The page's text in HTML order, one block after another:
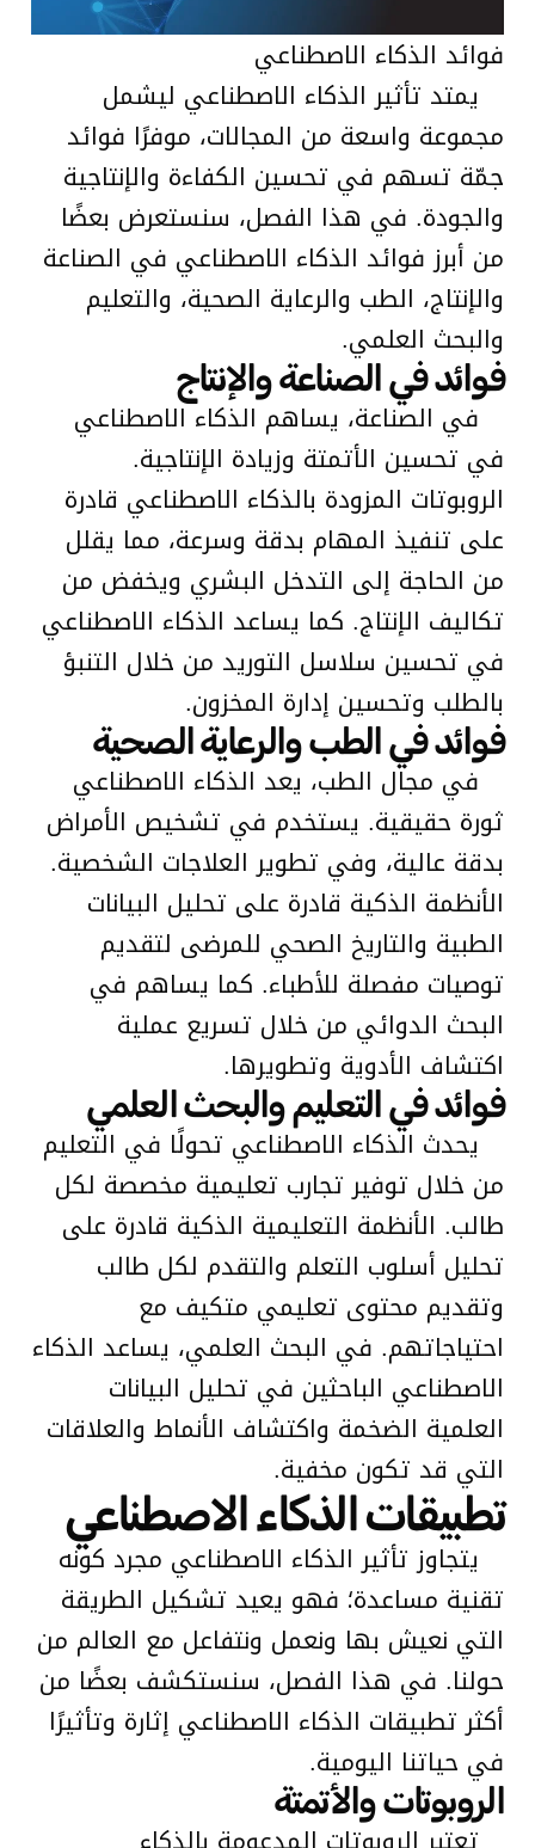
فوائد الذكاء الاصطناعي
يمتد تأثير الذكاء الاصطناعي ليشمل
مجموعة واسعة من المجالات، موفرًا فوائد
جمّة تسهم في تحسين الكفاءة والإنتاجية
والجودة. في هذا الفصل، سنستعرض بعضًا
من أبرز فوائد الذكاء الاصطناعي في الصناعة
والإنتاج، الطب والرعاية الصحية، والتعليم
والبحث العلمي.
فوائد في الصناعة والإنتاج
في الصناعة، يساهم الذكاء الاصطناعي
في تحسين الأتمتة وزيادة الإنتاجية.
الروبوتات المزودة بالذكاء الاصطناعي قادرة
على تنفيذ المهام بدقة وسرعة، مما يقلل
من الحاجة إلى التدخل البشري ويخفض من
تكاليف الإنتاج. كما يساعد الذكاء الاصطناعي
في تحسين سلاسل التوريد من خلال التنبؤ
بالطلب وتحسين إدارة المخزون.
فوائد في الطب والرعاية الصحية
في مجال الطب، يعد الذكاء الاصطناعي
ثورة حقيقية. يستخدم في تشخيص الأمراض
بدقة عالية، وفي تطوير العلاجات الشخصية.
الأنظمة الذكية قادرة على تحليل البيانات
الطبية والتاريخ الصحي للمرضى لتقديم
توصيات مفصلة للأطباء. كما يساهم في
البحث الدوائي من خلال تسريع عملية
اكتشاف الأدوية وتطويرها.
فوائد في التعليم والبحث العلمي
يحدث الذكاء الاصطناعي تحولًا في التعليم
من خلال توفير تجارب تعليمية مخصصة لكل
طالب. الأنظمة التعليمية الذكية قادرة على
تحليل أسلوب التعلم والتقدم لكل طالب
وتقديم محتوى تعليمي متكيف مع
احتياجاتهم. في البحث العلمي، يساعد الذكاء
الاصطناعي الباحثين في تحليل البيانات
العلمية الضخمة واكتشاف الأنماط والعلاقات
التي قد تكون مخفية.
تطبيقات الذكاء الاصطناعي
يتجاوز تأثير الذكاء الاصطناعي مجرد كونه
تقنية مساعدة؛ فهو يعيد تشكيل الطريقة
التي نعيش بها ونعمل ونتفاعل مع العالم من
حولنا. في هذا الفصل، سنستكشف بعضًا من
أكثر تطبيقات الذكاء الاصطناعي إثارة وتأثيرًا
في حياتنا اليومية.
الروبوتات والأتمتة